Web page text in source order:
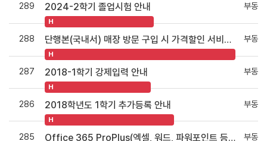
289 2024-2학기 졸업시험 안내
H
부동
288 단행본(국내서) 매장 방문 구입 시 가격할인 서비스 안내
H
부동
287 2018-1학기 강제입력 안내
H
부동
286 2018학년도 1학기 추가등록 안내
H
부동
285 Office 365 ProPlus(엑셀, 워드, 파워포인트 등) 설치 및 정품인증 안내 부동